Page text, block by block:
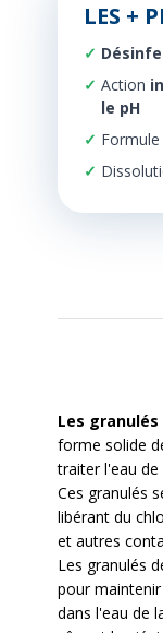
LES +
Action
le pH
Formule
Les
forme solide
traiter l'eau de
Ces granulés
libérant du
et autres
Les granulés
pour
dans l'eau de